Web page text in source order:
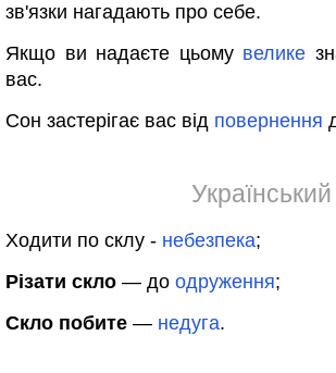
зв'язки нагадають про себе.
Якщо ви надаєте цьому велике
вас.
Сон застерігає вас від повернення
Ходити по склу - небезпека;
Різати скло — до одруження;
Скло побите — недуга.